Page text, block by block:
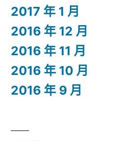
2017 年 1 月
2016 年 12 月
2016 年 11 月
2016 年 10 月
2016 年 9 月